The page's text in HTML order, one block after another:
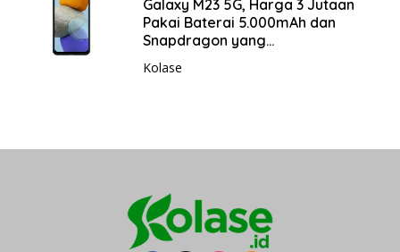
Galaxy M23 5G, Harga 3 Jutaan
Pakai Baterai 5.000mAh dan
Snapdragon yang
Kolase